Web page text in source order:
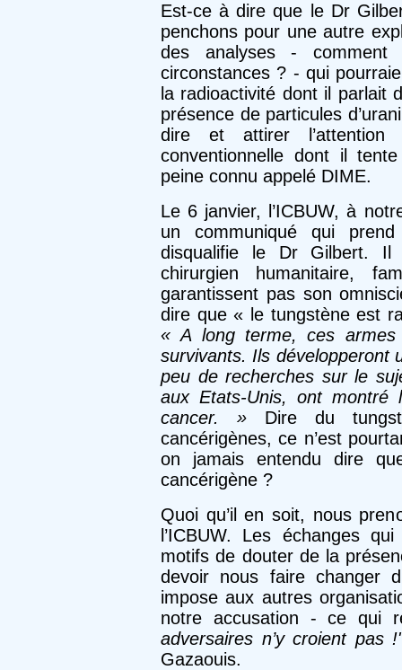
Est-ce à dire que le Dr
penchons pour une autre
des analyses - comment
circonstances ? - qui
la radioactivité dont il parlait
présence de particules
dire et attirer
conventionnelle dont il
peine connu appelé DIME.
Le 6 janvier, l’ICBUW, à
un communiqué qui
disqualifie le Dr Gilbert.
chirurgien humanitaire,
garantissent pas son
dire que « le tungstène est
« A long terme, ces
survivants. Ils développeront
peu de recherches sur le
aux Etats-Unis, ont montré
cancer. »Dire du
cancérigènes, ce n’est
on jamais entendu dire
cancérigène ?
Quoi qu’il en soit, nous
l’ICBUW. Les échanges
motifs de douter de la
devoir nous faire changer
impose aux autres
notre accusation - ce qui
adversaires n’y croient pas
Gazaouis.